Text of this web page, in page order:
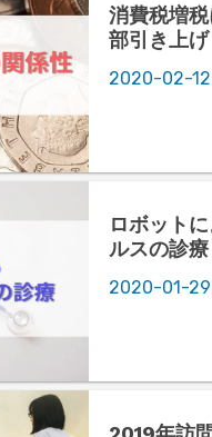
消費税増
部引き上げ
2020-02-12
ロボット
ルスの診療
2020-01-29